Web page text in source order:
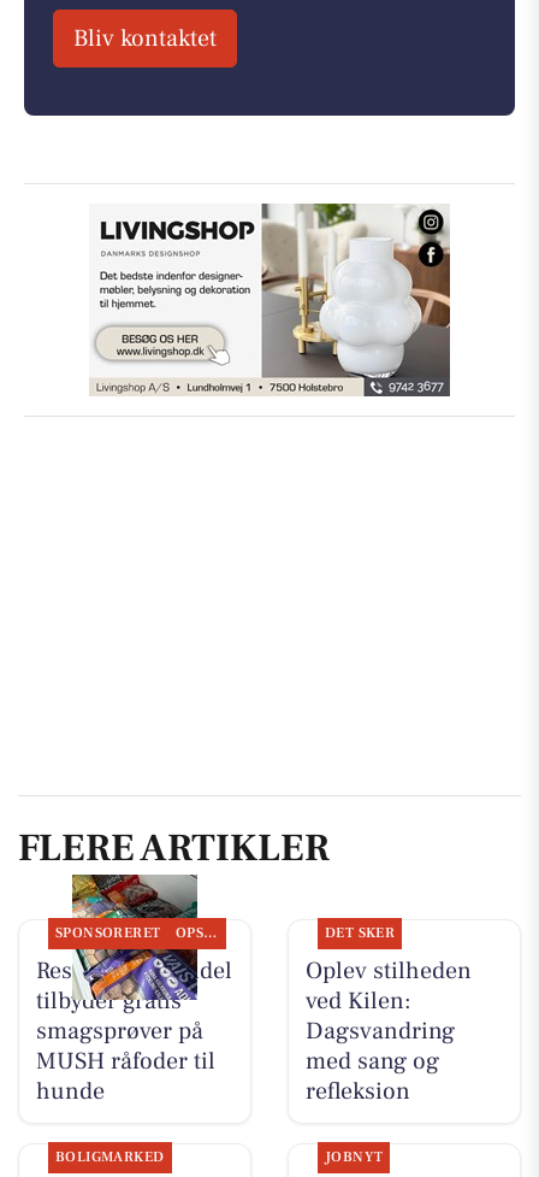
Bliv kontaktet
FLERE ARTIKLER
SPONSORERET OPSLAGSTAVLEN
Resen Landhandel
tilbyder gratis
smagsprøver på
MUSH råfoder til
hunde
DET SKER
Oplev stilheden
ved Kilen:
Dagsvandring
med sang og
refleksion
BOLIGMARKED JOBNYT